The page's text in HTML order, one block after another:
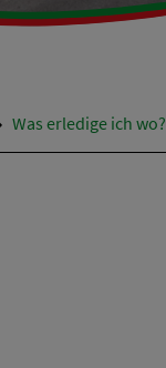
Was erledige ich wo?